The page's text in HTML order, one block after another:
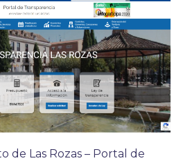
de Las Rozas – Portal de